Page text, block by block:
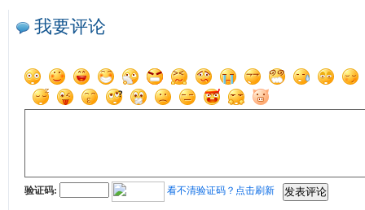
我要评论
验证码: 看不清验证码？点击刷新